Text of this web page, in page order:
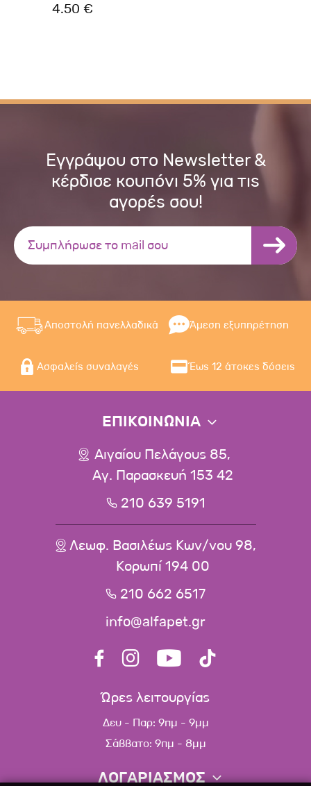
4.50 €
Εγγράψου στο Newsletter &
κέρδισε κουπόνι 5% για τις
αγορές σου!
Αποστολή πανελλαδικά Άμεση εξυπηρέτηση
Ασφαλείς συναλαγές Έως 12 άτοκες δόσεις
ΕΠΙΚΟΙΝΩΝΙΑ
Αιγαίου Πελάγους 85,
Αγ. Παρασκευή 153 42
210 639 5191
Λεωφ. Βασιλέως Κων/νου 98,
Κορωπί 194 00
210 662 6517
info@alfapet.gr
Ώρες λειτουργίας
Δευ - Παρ: 9πμ - 9μμ
Σάββατο: 9πμ - 8μμ
ΛΟΓΑΡΙΑΣΜΟΣ